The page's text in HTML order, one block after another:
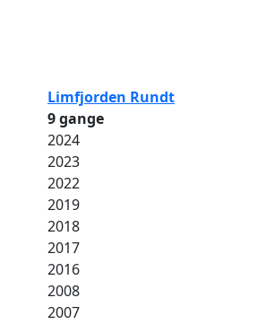
Limfjorden Rundt
9 gange
2024
2023
2022
2019
2018
2017
2016
2008
2007